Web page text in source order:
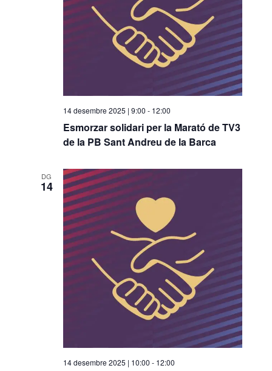
Esmorzar solidari per la Marató de TV3
de la PB Sant Andreu de la Barca
14 desembre 2025 | 9:00 - 12:00
DG
14
14 desembre 2025 | 10:00 - 12:00